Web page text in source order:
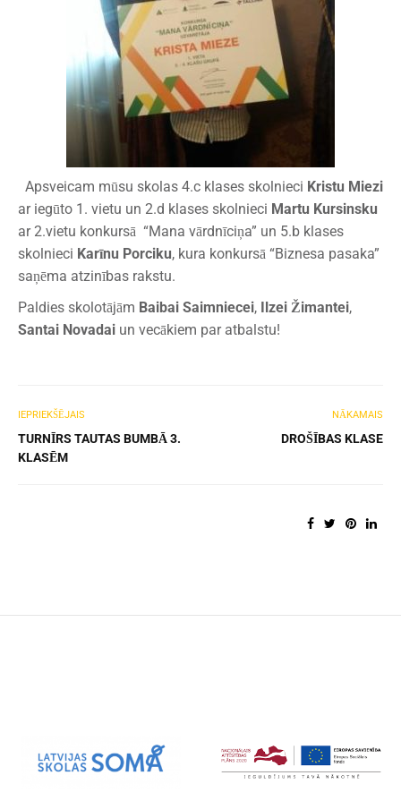
Apsveicam mūsu skolas 4.c klases skolnieci Kristu Miezi
ar iegūto 1. vietu un 2.d klases skolnieci Martu Kursinsku
ar 2.vietu konkursā “Mana vārdnīciņa” un 5.b klases
skolnieci Karīnu Porciku, kura konkursā “Biznesa pasaka”
saņēma atzinības rakstu.
Paldies skolotājām Baibai Saimniecei, Ilzei Žimantei,
Santai Novadai un vecākiem par atbalstu!
IEPRIEKŠĒJAIS
TURNĪRS TAUTAS BUMBĀ 3.
KLASĒM
NĀKAMAIS
DROŠĪBAS KLASE